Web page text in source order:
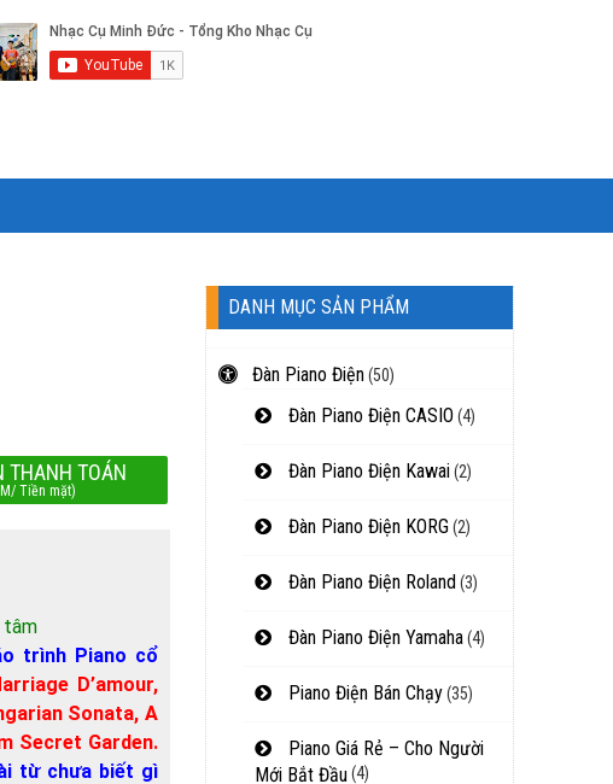
THANH TOÁN
Tiền mặt)
tâm
trình Piano cổ
D’amour,
Sonata, A
Secret Garden.
từ chưa biết gì
DANH MỤC SẢN PHẨM
Đàn Piano Điện(50)
Đàn Piano Điện CASIO(4)
Đàn Piano Điện Kawai(2)
Đàn Piano Điện KORG(2)
Đàn Piano Điện Roland(3)
Đàn Piano Điện Yamaha(4)
Piano Điện Bán Chạy(35)
Piano Giá Rẻ – Cho Người
Mới Bắt Đầu(4)